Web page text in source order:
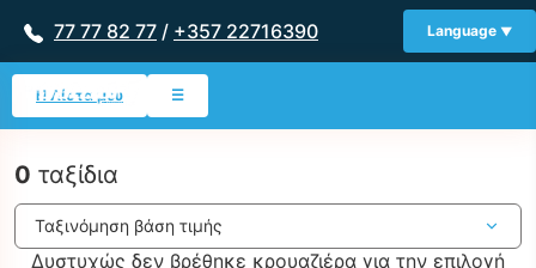
77 77 82 77 / +357 22716390 Language
Η Λίστα μου ☰
0 ταξίδια
Δυστυχώς δεν βρέθηκε κρουαζιέρα για την επιλογή